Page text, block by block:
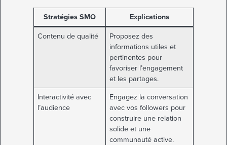
Stratégies SMO Explications
Contenu de qualité
Proposez des
informations utiles et
pertinentes pour
favoriser l’engagement
et les partages.
Interactivité avec
l’audience
Engagez la conversation
avec vos followers pour
construire une relation
solide et une
communauté active.